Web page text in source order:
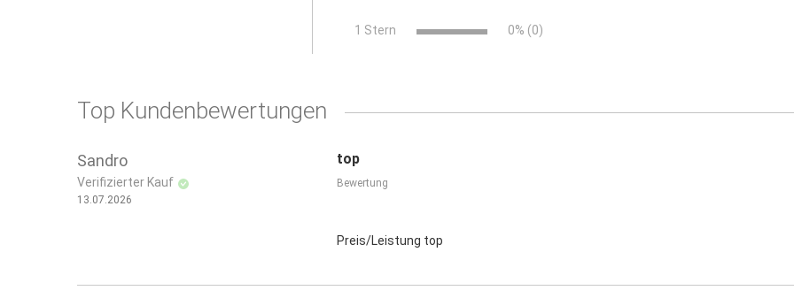
1 Stern 0% (0)
Top Kundenbewertungen
Sandro
Verifizierter Kauf
13.07.2026
top
Bewertung
Preis/Leistung top